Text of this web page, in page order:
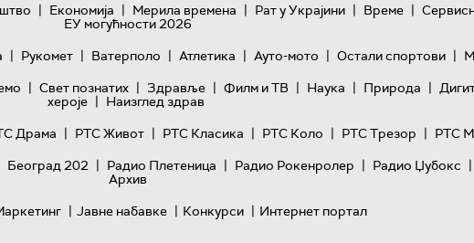
| Економија | Мерила времена | Рат у Украјини | Време |
ЕУ могућности 2026
| Рукомет | Ватерполо | Атлетика | Ауто-мото | Остали спортови |
| Свет познатих | Здравље | Филм и ТВ | Наука | Природа |
хероје | Наизглед здрав
Драма | РТС Живот | РТС Класика | РТС Коло | РТС Трезор | РТС
Београд 202 | Радио Плетеница | Радио Рокенролер | Радио Џубокс |
Архив
| Јавне набавке | Конкурси | Интернет портал